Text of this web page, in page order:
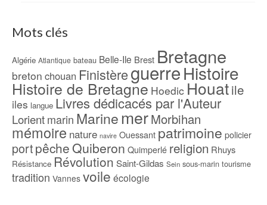
Mots clés
Algérie Atlantique bateau Belle-Ile Brest Bretagne
breton chouan FinistèreguerreHistoire
Histoire de Bretagne Hoedic Houatile
iles langue Livres dédicacés par l'Auteur
Lorientmarin Marine merMorbihan
mémoire nature navire Ouessant patrimoine policier
portpêcheQuiberon Quimperlé religion Rhuys
Résistance Révolution Saint-Gildas Sein sous-marin tourisme
tradition Vannes voile écologie